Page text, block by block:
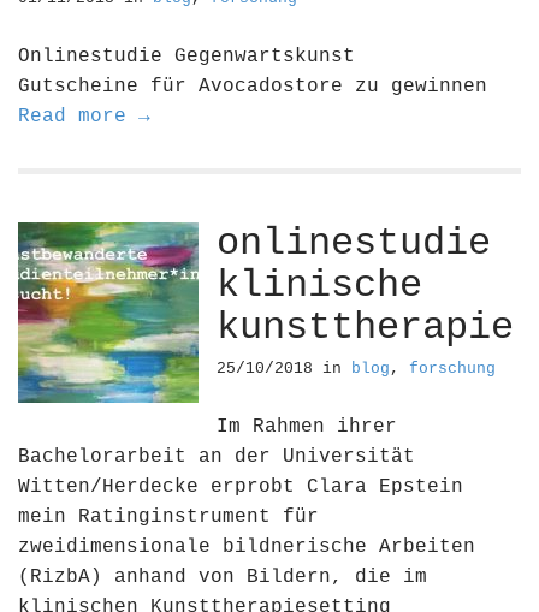
Onlinestudie Gegenwartskunst
Gutscheine für Avocadostore zu gewinnen
Read more →
onlinestudie
klinische
kunsttherapie
25/10/2018 in blog , forschung
Im Rahmen ihrer
Bachelorarbeit an der Universität
Witten/Herdecke erprobt Clara Epstein
mein Ratinginstrument für
zweidimensionale bildnerische Arbeiten
(RizbA) anhand von Bildern, die im
klinischen Kunsttherapiesetting